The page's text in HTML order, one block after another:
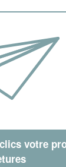
votre